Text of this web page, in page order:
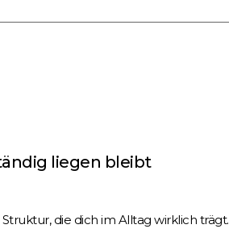
liegen bleibt
die dich im Alltag wirklich trägt.